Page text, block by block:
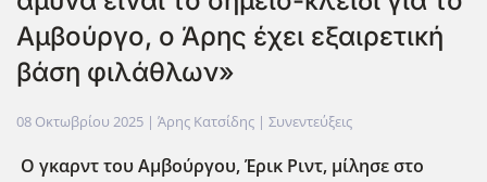
Αμβούργο, ο Άρης έχει εξαιρετική
βάση φιλάθλων»
08 Οκτωβρίου 2025 | Άρης Κατσίδης | Συνεντεύξεις
Ο γκαρντ του Αμβούργου, Έρικ Ριντ, μίλησε στο